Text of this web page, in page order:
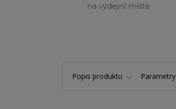
na výdejní místa
Popis produktu Parametry